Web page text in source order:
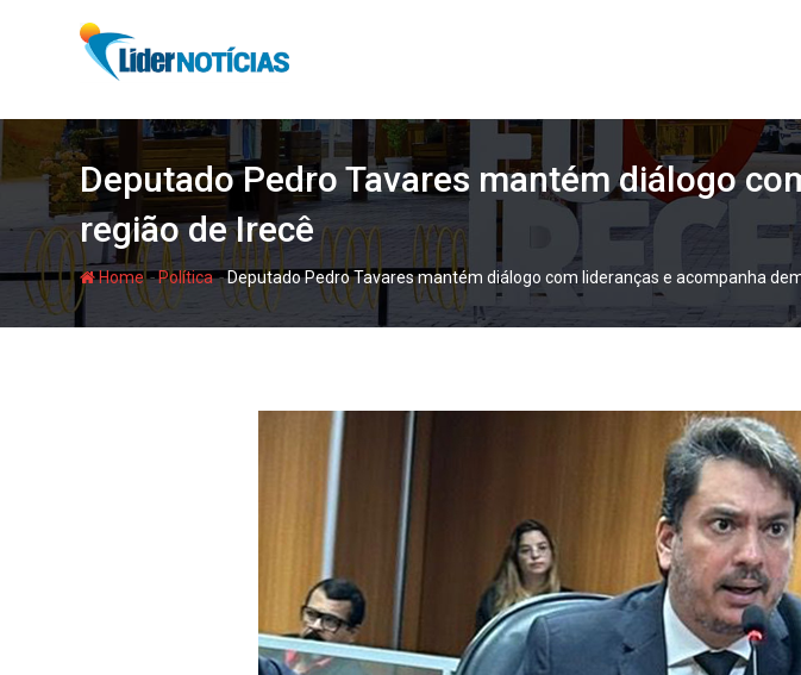
Deputado Pedro Tavares mantém diálogo
região de Irecê
Home-Política-Deputado Pedro Tavares mantém diálogo com lideranças e acompanha